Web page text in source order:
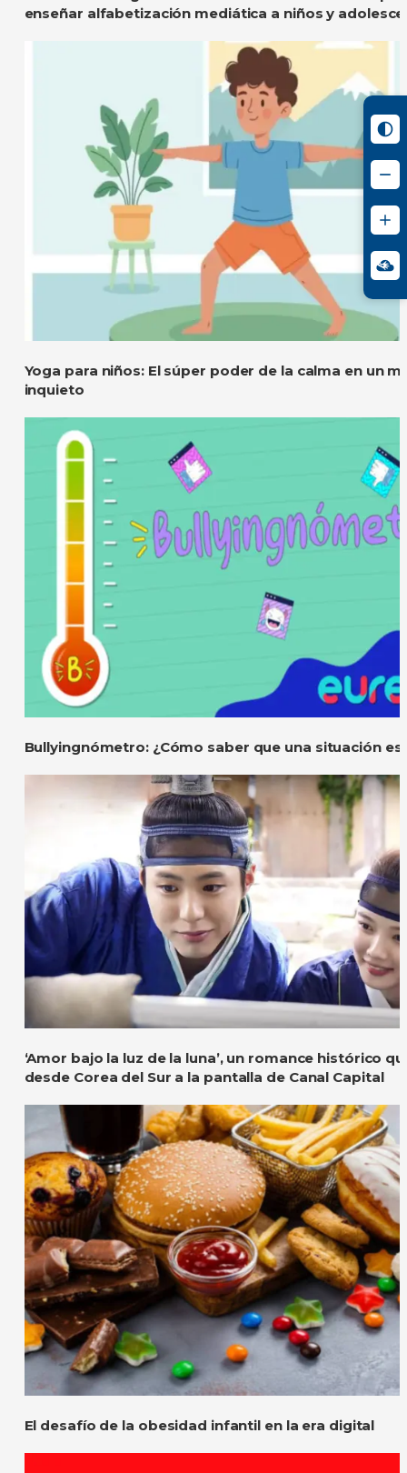
enseñar alfabetización mediática a niños y
Yoga para niños: El súper poder de la calma en un
inquieto
Bullyingnómetro: ¿Cómo saber que una situación es
‘Amor bajo la luz de la luna’, un romance histórico
desde Corea del Sur a la pantalla de Canal Capital
El desafío de la obesidad infantil en la era digital